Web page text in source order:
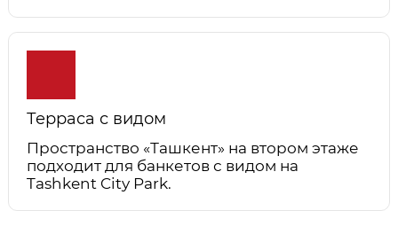
Терраса с видом
Пространство «Ташкент» на втором этаже
подходит для банкетов с видом на
Tashkent City Park.